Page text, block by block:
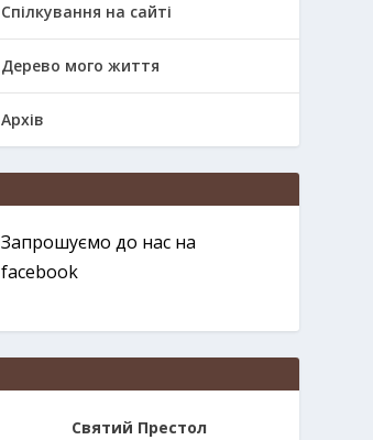
Спілкування на сайті
Дерево мого життя
Архів
Запрошуємо до нас на
facebook
Святий Престол